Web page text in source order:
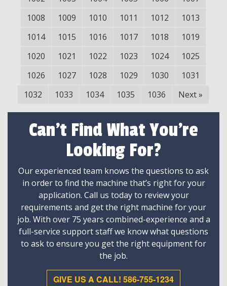
1008
1009 1010 1011 1012
1013
1014
1015 1016 1017 1018
1019
1020
1021 1022 1023 1024
1025
1026
1027 1028 1029 1030
1031
1032
1033 1034 1035 1036 Next»
Can't Find What You're
Looking For?
Our experienced team knows the questions to ask
in order to find the machine that’s right for your
application. Call us today to review your
requirements and get the right machine for your
job. With over 75 years combined-experience and a
full-service support staff we know what questions
to ask to ensure you get the right equipment for
the job.
GIVE US A CALL! 586-755-1234